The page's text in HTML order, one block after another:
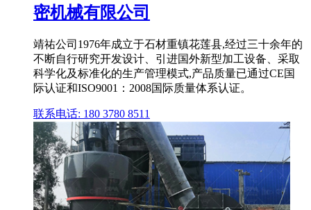
密机械有限公司
靖祐公司1976年成立于石材重镇花莲县,经过三十余年的
不断自行研究开发设计、引进国外新型加工设备、采取
科学化及标准化的生产管理模式,产品质量已通过CE国
际认证和ISO9001：2008国际质量体系认证。
联系电话: 180 3780 8511